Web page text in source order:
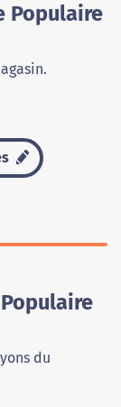
Populaire
du